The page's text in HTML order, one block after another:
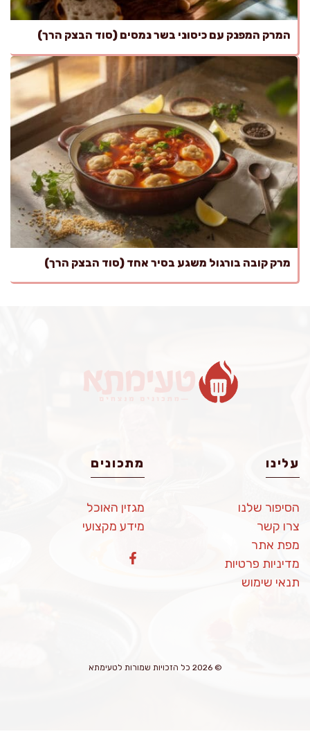
המרק המפנק עם כיסוני בשר נמסים (סוד הבצק הרך)
מרק קובה בורגול משגע בסיר אחד (סוד הבצק הרך)
עלינו
הסיפור שלנו
צרו קשר
מפת אתר
מדיניות פרטיות
תנאי שימוש
מתכונים
מגזין האוכל
מידע מקצועי
© 2026 כל הזכויות שמורות לטעימתא